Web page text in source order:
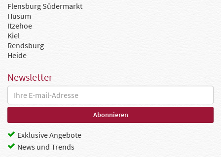
Flensburg Südermarkt
Husum
Itzehoe
Kiel
Rendsburg
Heide
Newsletter
Exklusive Angebote
News und Trends